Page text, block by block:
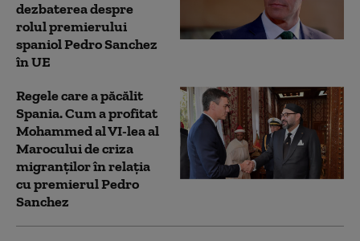
dezbaterea despre
rolul premierului
spaniol Pedro Sanchez
în UE
Regele care a păcălit
Spania. Cum a profitat
Mohammed al VI-lea al
Marocului de criza
migranților în relația
cu premierul Pedro
Sanchez